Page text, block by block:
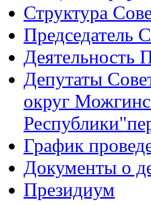
Структура
Председатель
Деятельность
Депутаты
округ
График
Документы о
Президиум